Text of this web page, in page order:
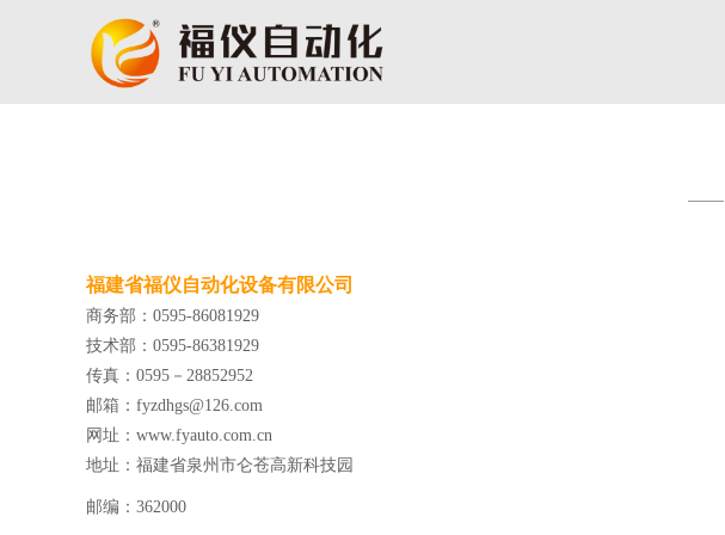
福建省福仪自动化设备有限公司
商务部：0595-86081929
技术部：0595-86381929
传真：0595－28852952
邮箱：fyzdhgs@126.com
网址： www.fyauto.com.cn
地址：福建省泉州市仑苍高新科技园
邮编：362000